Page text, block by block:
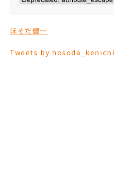
ほそだ健一
Tweets by hosoda_kenichi